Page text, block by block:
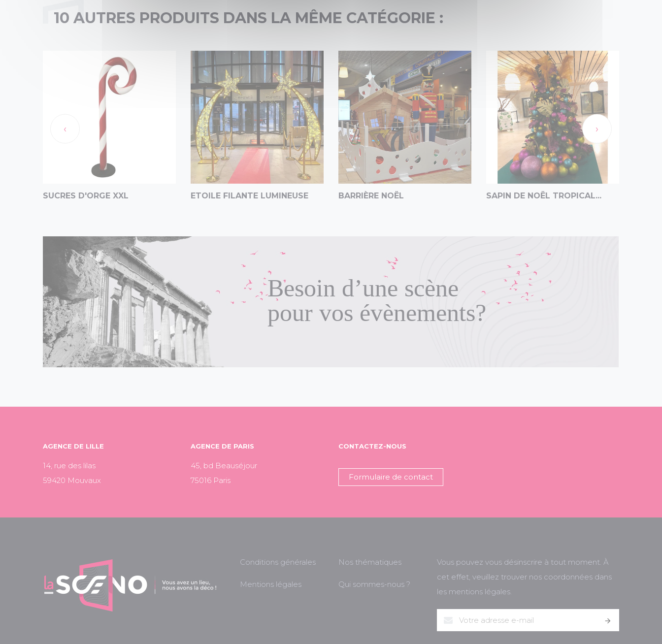
10 AUTRES PRODUITS DANS LA MÊME CATÉGORIE :
SUCRES D'ORGE XXL ETOILE FILANTE LUMINEUSE BARRIÈRE NOËL SAPIN DE NOËL TROPICAL...
‹ ›
Besoin d’une scène
pour vos évènements?
AGENCE DE LILLE
14, rue des lilas
59420 Mouvaux
AGENCE DE PARIS
45, bd Beauséjour
75016 Paris
CONTACTEZ-NOUS
Formulaire de contact
Conditions générales
Mentions légales
Nos thématiques
Qui sommes-nous ?
Vous pouvez vous désinscrire à tout moment. À
cet effet, veuillez trouver nos coordonnées dans
les mentions légales.
